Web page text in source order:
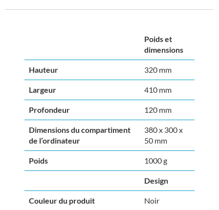
Poids et
dimensions
Hauteur 320 mm
Largeur 410 mm
Profondeur 120 mm
Dimensions du compartiment
de l’ordinateur
380 x 300 x
50 mm
Poids 1000 g
Design
Couleur du produit Noir